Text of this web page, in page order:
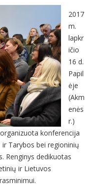
2017
m.
lapkr
ičio
16 d.
Papil
ėje
(Akm
enės
r.)
konferencija
ir Tarybos bei regioninių
Renginys dedikuotas
ir Lietuvos